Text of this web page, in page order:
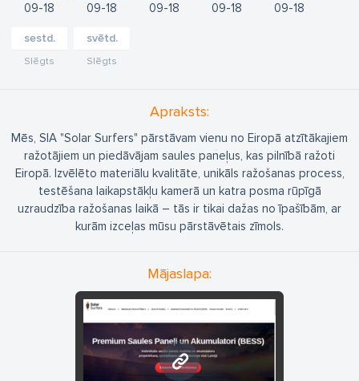
09 18 09 18 09 18 09 18 09 18
sestd.
Slēgts
svētd.
Slēgts
Apraksts:
Mēs, SIA "Solar Surfers" pārstāvam vienu no Eiropā atzītākajiem
ražotājiem un piedāvājam saules paneļus, kas pilnībā ražoti
Eiropā. Izvēlēto materiālu kvalitāte, unikāls ražošanas process,
testēšana laikapstākļu kamerā un katra posma rūpīgā
uzraudzība ražošanas laikā – tās ir tikai dažas no īpašībām, ar
kurām izceļas mūsu pārstāvētais zīmols.
Mājaslapa:
solarsurfers.lv